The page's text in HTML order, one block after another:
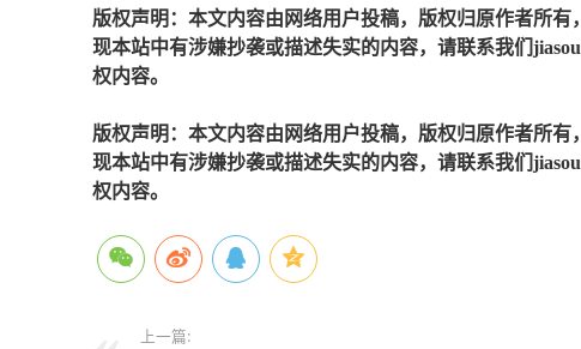
版权声明：本文内容由网络用户投稿，版权归原作者所
现本站中有涉嫌抄袭或描述失实的内容，请联系我们
权内容。
版权声明：本文内容由网络用户投稿，版权归原作者所
现本站中有涉嫌抄袭或描述失实的内容，请联系我们
权内容。
上一篇: